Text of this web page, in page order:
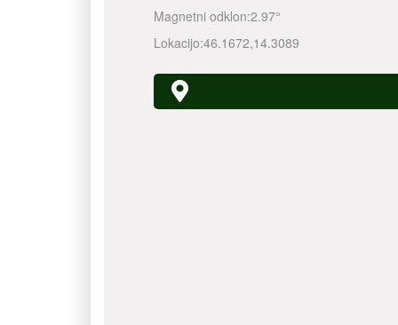
Magnetni odklon:2.97°
Lokacijo:46.1672,14.3089